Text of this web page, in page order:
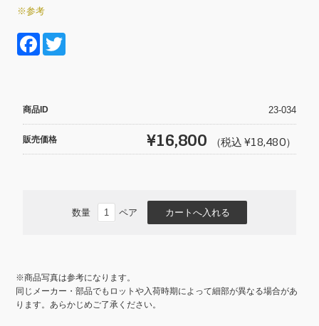
※参考
F
e
b
o
商品ID 23-034
販売価格 ¥16,800 （税込 ¥18,480）
数量 ペア
※商品写真は参考になります。
同じメーカー・部品でもロットや入荷時期によって細部が異なる場合があ
ります。あらかじめご了承ください。